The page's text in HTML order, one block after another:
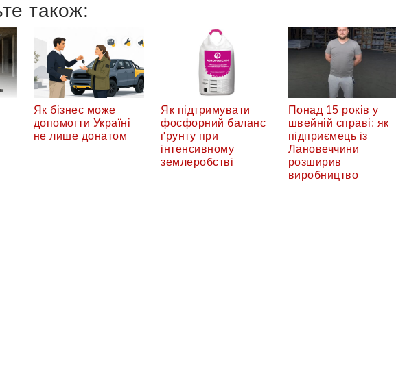
також:
Як бізнес може
допомогти Україні
не лише донатом
Як підтримувати
фосфорний баланс
ґрунту при
інтенсивному
землеробстві
Понад 15 років у
швейній справі: як
підприємець із
Лановеччини
розширив
виробництво